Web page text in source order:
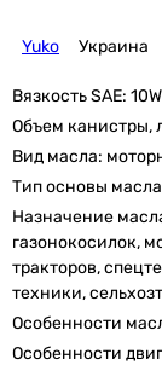
Yuko Украина
Вязкость SAE:
Объем канистры,
Вид масла:
Тип основы
Назначение
газонокосилок,
тракторов,
техники,
Особенности
Особенности